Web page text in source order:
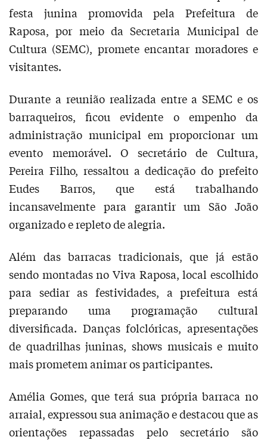
festa junina promovida pela Prefeitura de
Raposa, por meio da Secretaria Municipal de
Cultura (SEMC), promete encantar moradores e
visitantes.
Durante a reunião realizada entre a SEMC e os
barraqueiros, ficou evidente o empenho da
administração municipal em proporcionar um
evento memorável. O secretário de Cultura,
Pereira Filho, ressaltou a dedicação do prefeito
Eudes Barros, que está trabalhando
incansavelmente para garantir um São João
organizado e repleto de alegria.
Além das barracas tradicionais, que já estão
sendo montadas no Viva Raposa, local escolhido
para sediar as festividades, a prefeitura está
preparando uma programação cultural
diversificada. Danças folclóricas, apresentações
de quadrilhas juninas, shows musicais e muito
mais prometem animar os participantes.
Amélia Gomes, que terá sua própria barraca no
arraial, expressou sua animação e destacou que as
orientações repassadas pelo secretário são